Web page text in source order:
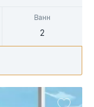
Ванн
2